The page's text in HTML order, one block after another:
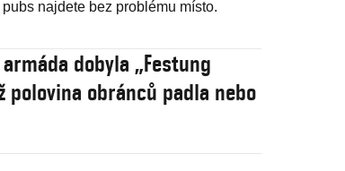
najdete bez problému místo.
dobyla „Festung
polovina obránců padla nebo